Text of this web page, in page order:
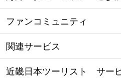
ファンコミュニティ
関連サービス
近畿日本ツーリスト サー